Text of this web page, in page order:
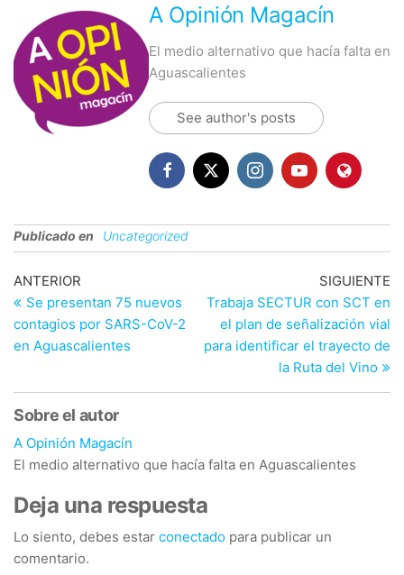
A Opinión Magacín
El medio alternativo que hacía falta en
Aguascalientes
See author's posts
Publicado en Uncategorized
Navegación
de
entradas
Entrada
anterior
ANTERIOR
Se presentan 75 nuevos
contagios por SARS-CoV-2
en Aguascalientes
SIGUIENTE
Trabaja SECTUR con SCT en
el plan de señalización vial
para identificar el trayecto de
la Ruta del Vino
Sobre el autor
A Opinión Magacín
El medio alternativo que hacía falta en Aguascalientes
Deja una respuesta
Lo siento, debes estar conectado para publicar un
comentario.